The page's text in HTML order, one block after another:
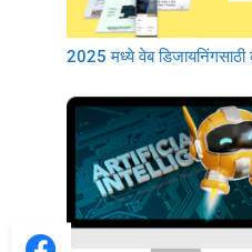
2025 मध्ये वेब डिजायनिंगसाठी